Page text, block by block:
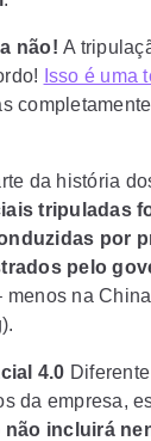
não! A
Isso é uma
da história
tripuladas
por
pelo
menos na
4.0
da empresa,
não incluirá